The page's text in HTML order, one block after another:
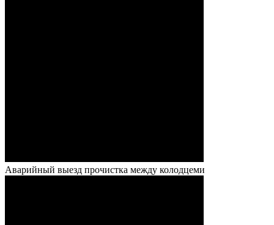
Аварийный выезд прочистка между колодцеми